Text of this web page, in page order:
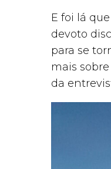
E foi lá
devoto
para se
mais
da